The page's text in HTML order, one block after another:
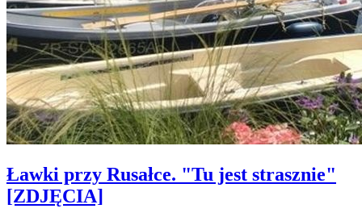
Ławki przy Rusałce. "Tu jest strasznie"
[ZDJĘCIA]